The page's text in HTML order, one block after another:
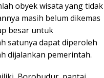
obyek wisata yang tidak
masih belum dikemas
besar untuk
satunya dapat diperoleh
dijalankan pemerintah.